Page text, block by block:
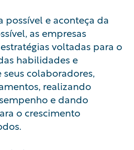
possível e aconteça da
as empresas
voltadas para o
habilidades e
colaboradores,
realizando
e dando
o crescimento